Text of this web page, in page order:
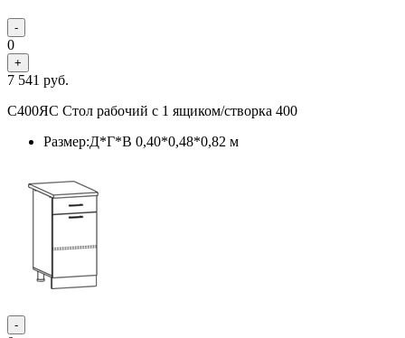
-
0
+
7 541 руб.
С400ЯС Стол рабочий с 1 ящиком/створка 400
Размер:Д*Г*В 0,40*0,48*0,82 м
-